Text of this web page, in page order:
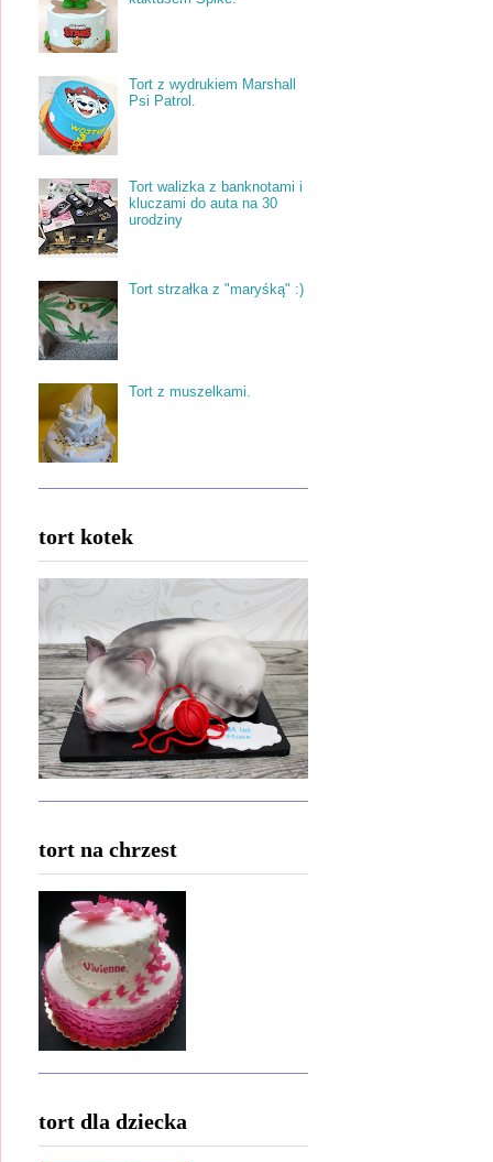
Tort z wydrukiem Marshall
Psi Patrol.
Tort walizka z banknotami i
kluczami do auta na 30
urodziny
Tort strzałka z "maryśką" :)
Tort z muszelkami.
tort kotek
tort na chrzest
tort dla dziecka